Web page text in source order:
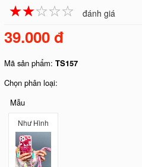
☆☆☆☆☆
★★★★★ đánh giá
39.000 đ
Mã sản phẩm:TS157
Chọn phân loại:
Mẫu
Như Hình